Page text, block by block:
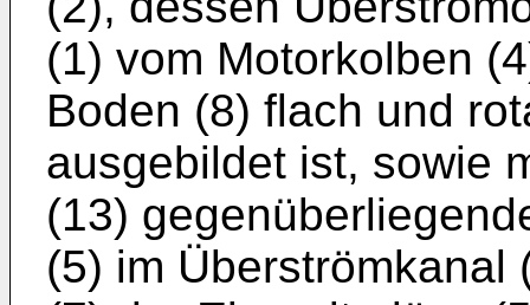
(1) vom Motorkolben
Boden (8) flach und
ausgebildet ist, sowie
(13)
(5) im Überströmkanal